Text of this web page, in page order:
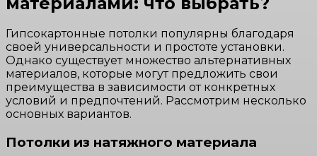
Гипсокартонные потолки популярны благодаря
своей универсальности и простоте установки.
Однако существует множество альтернативных
материалов, которые могут предложить свои
преимущества в зависимости от конкретных
условий и предпочтений. Рассмотрим несколько
основных вариантов.
Потолки из натяжного материала